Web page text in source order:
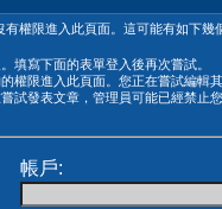
有權限進入此頁面。這可能有如下幾
填寫下面的表單登入後再次嘗試。
權限進入此頁面。您正在嘗試編輯
試發表文章，管理員可能已經禁止
帳戶: